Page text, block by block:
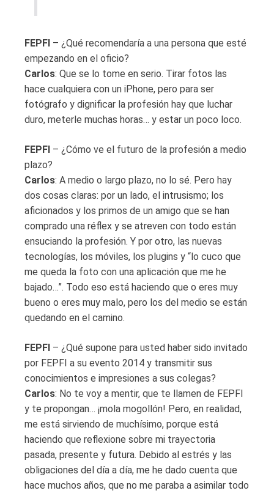
FEPFI – ¿Qué recomendaría a una persona que esté
empezando en el oficio?
Carlos: Que se lo tome en serio. Tirar fotos las
hace cualquiera con un iPhone, pero para ser
fotógrafo y dignificar la profesión hay que luchar
duro, meterle muchas horas… y estar un poco loco.
FEPFI – ¿Cómo ve el futuro de la profesión a medio
plazo?
Carlos: A medio o largo plazo, no lo sé. Pero hay
dos cosas claras: por un lado, el intrusismo; los
aficionados y los primos de un amigo que se han
comprado una réflex y se atreven con todo están
ensuciando la profesión. Y por otro, las nuevas
tecnologías, los móviles, los plugins y “lo cuco que
me queda la foto con una aplicación que me he
bajado…”. Todo eso está haciendo que o eres muy
bueno o eres muy malo, pero los del medio se están
quedando en el camino.
FEPFI – ¿Qué supone para usted haber sido invitado
por FEPFI a su evento 2014 y transmitir sus
conocimientos e impresiones a sus colegas?
Carlos: No te voy a mentir, que te llamen de FEPFI
y te propongan… ¡mola mogollón! Pero, en realidad,
me está sirviendo de muchísimo, porque está
haciendo que reflexione sobre mi trayectoria
pasada, presente y futura. Debido al estrés y las
obligaciones del día a día, me he dado cuenta que
hace muchos años, que no me paraba a asimilar todo